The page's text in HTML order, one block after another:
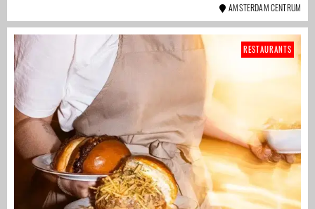
AMSTERDAM CENTRUM
RESTAURANTS